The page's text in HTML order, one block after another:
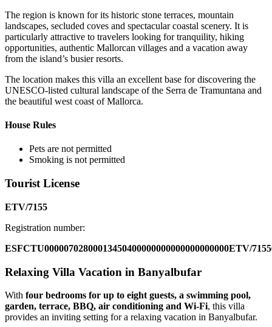
The region is known for its historic stone terraces, mountain
landscapes, secluded coves and spectacular coastal scenery. It is
particularly attractive to travelers looking for tranquility, hiking
opportunities, authentic Mallorcan villages and a vacation away
from the island’s busier resorts.
The location makes this villa an excellent base for discovering the
UNESCO-listed cultural landscape of the Serra de Tramuntana and
the beautiful west coast of Mallorca.
House Rules
Pets are not permitted
Smoking is not permitted
Tourist License
ETV/7155
Registration number:
ESFCTU00000702800013450400000000000000000000ETV/
Relaxing Villa Vacation in Banyalbufar
With four bedrooms for up to eight guests, a swimming pool,
garden, terrace, BBQ, air conditioning and Wi-Fi, this villa
provides an inviting setting for a relaxing vacation in Banyalbufar.